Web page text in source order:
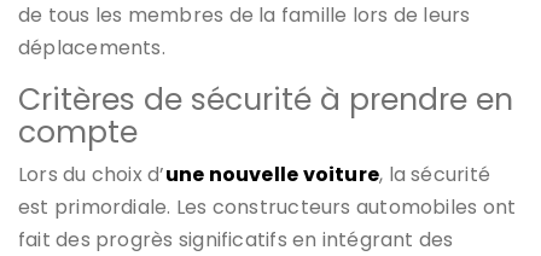
de tous les membres de la famille lors de leurs
déplacements.
Critères de sécurité à prendre en
compte
Lors du choix d’une nouvelle voiture, la sécurité
est primordiale. Les constructeurs automobiles ont
fait des progrès significatifs en intégrant des